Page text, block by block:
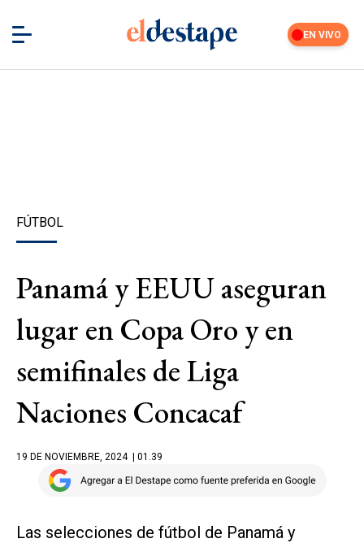
EN VIVO
FÚTBOL
Panamá y EEUU aseguran
lugar en Copa Oro y en
semifinales de Liga
Naciones Concacaf
19 DE NOVIEMBRE, 2024 | 01.39
Las selecciones de fútbol de Panamá y